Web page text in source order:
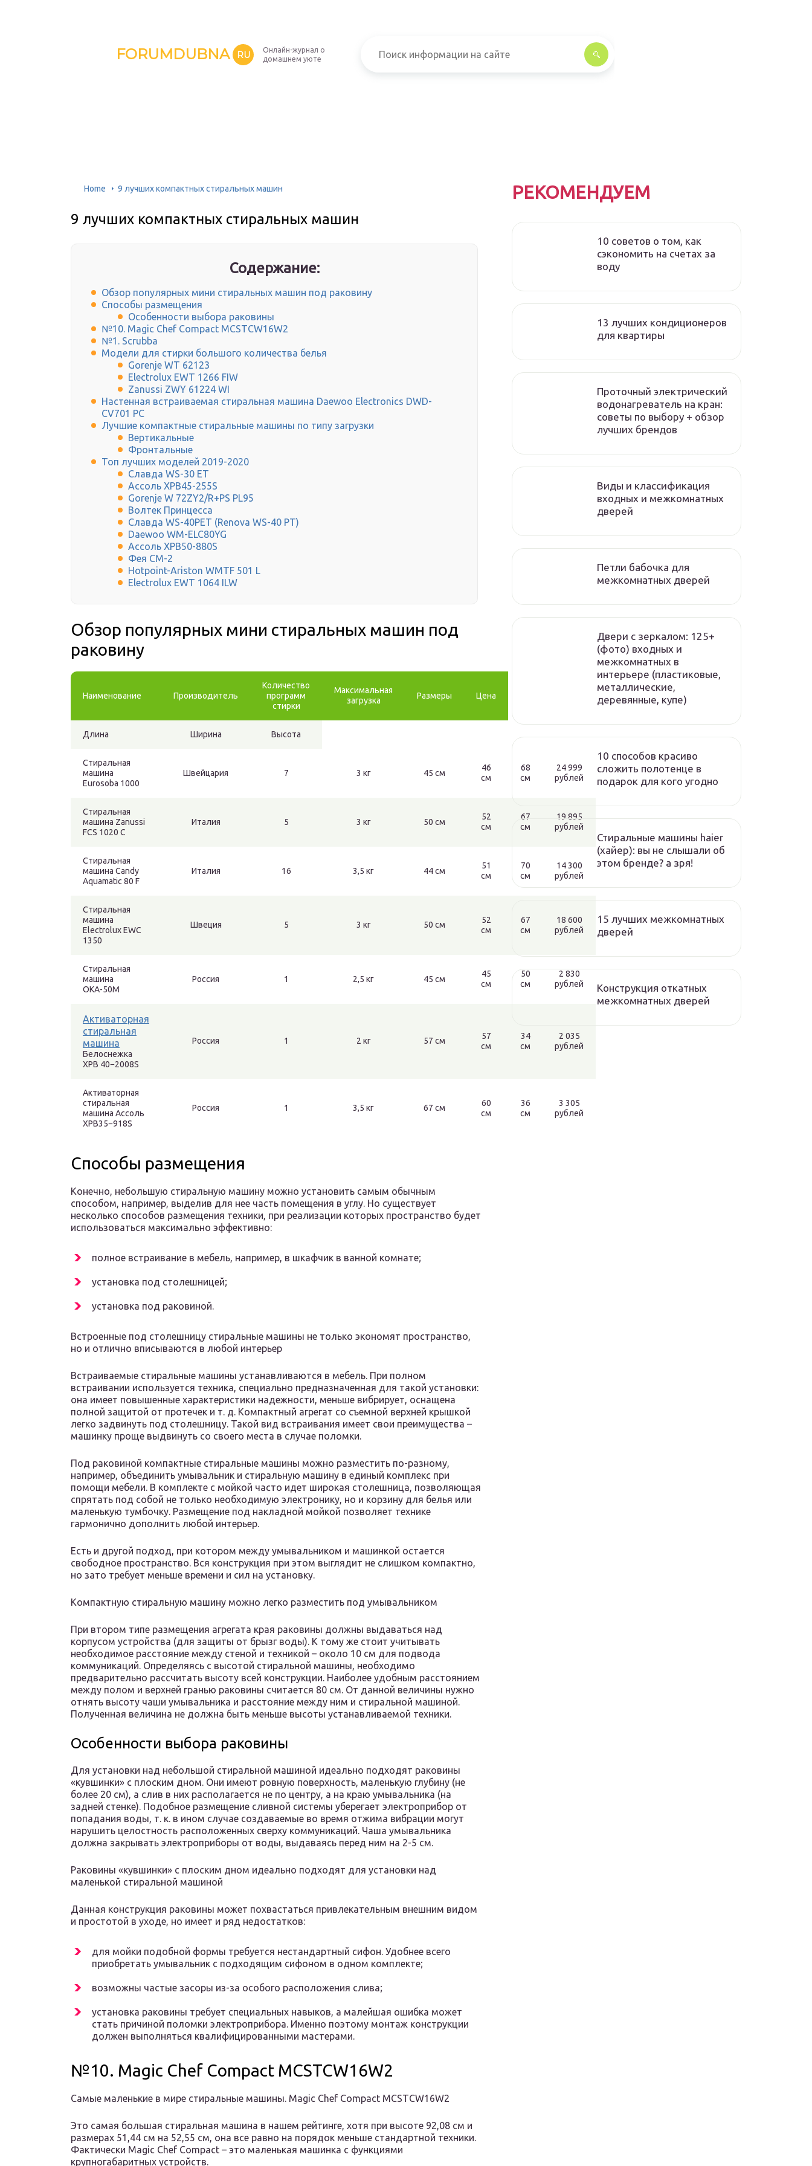
FORUMDUBNA RU
Онлайн-журнал о
домашнем уюте
Home 9 лучших компактных стиральных машин
9 лучших компактных стиральных машин
Содержание:
Обзор популярных мини стиральных машин под раковину
Способы размещения
Особенности выбора раковины
№10. Magic Chef Compact MCSTCW16W2
№1. Scrubba
Модели для стирки большого количества белья
Gorenje WT 62123
Electrolux EWT 1266 FIW
Zanussi ZWY 61224 WI
Настенная встраиваемая стиральная машина Daewoo Electronics DWD-
CV701 PC
Лучшие компактные стиральные машины по типу загрузки
Вертикальные
Фронтальные
Топ лучших моделей 2019-2020
Славда WS-30 ЕТ
Ассоль XPB45-255S
Gorenje W 72ZY2/R+PS PL95
Волтек Принцесса
Славда WS-40РЕТ (Renova WS-40 РТ)
Daewoo WM-ELC80YG
Ассоль XPB50-880S
Фея СМ-2
Hotpoint-Ariston WMTF 501 L
Electrolux EWT 1064 ILW
Обзор популярных мини стиральных машин под
раковину
Наименование Производитель
Количество
программ
стирки
Максимальная
загрузка
Размеры Цена
Длина Ширина Высота
Стиральная
машина
Eurosoba 1000
Швейцария 7 3 кг 45 см
46
см
68
см
24 999
рублей
Стиральная
машина Zanussi
FCS 1020 C
Италия 5 3 кг 50 см
52
см
67
см
19 895
рублей
Стиральная
машина Candy
Aquamatic 80 F
Италия 16 3,5 кг 44 см
51
см
70
см
14 300
рублей
Стиральная
машина
Electrolux EWC
1350
Швеция 5 3 кг 50 см
52
см
67
см
18 600
рублей
Стиральная
машина
ОКА-50М
Россия 1 2,5 кг 45 см
45
см
50
см
2 830
рублей
Активаторная
стиральная
машина
Белоснежка
ХРВ 40−2008S
Россия 1 2 кг 57 см
57
см
34
см
2 035
рублей
Активаторная
стиральная
машина Ассоль
XPB35−918S
Россия 1 3,5 кг 67 см
60
см
36
см
3 305
рублей
Способы размещения
Конечно, небольшую стиральную машину можно установить самым обычным
способом, например, выделив для нее часть помещения в углу. Но существует
несколько способов размещения техники, при реализации которых пространство будет
использоваться максимально эффективно:
полное встраивание в мебель, например, в шкафчик в ванной комнате;
установка под столешницей;
установка под раковиной.
Встроенные под столешницу стиральные машины не только экономят пространство,
но и отлично вписываются в любой интерьер
Встраиваемые стиральные машины устанавливаются в мебель. При полном
встраивании используется техника, специально предназначенная для такой установки:
она имеет повышенные характеристики надежности, меньше вибрирует, оснащена
полной защитой от протечек и т. д. Компактный агрегат со съемной верхней крышкой
легко задвинуть под столешницу. Такой вид встраивания имеет свои преимущества –
машинку проще выдвинуть со своего места в случае поломки.
Под раковиной компактные стиральные машины можно разместить по-разному,
например, объединить умывальник и стиральную машину в единый комплекс при
помощи мебели. В комплекте с мойкой часто идет широкая столешница, позволяющая
спрятать под собой не только необходимую электронику, но и корзину для белья или
маленькую тумбочку. Размещение под накладной мойкой позволяет технике
гармонично дополнить любой интерьер.
Есть и другой подход, при котором между умывальником и машинкой остается
свободное пространство. Вся конструкция при этом выглядит не слишком компактно,
но зато требует меньше времени и сил на установку.
Компактную стиральную машину можно легко разместить под умывальником
При втором типе размещения агрегата края раковины должны выдаваться над
корпусом устройства (для защиты от брызг воды). К тому же стоит учитывать
необходимое расстояние между стеной и техникой – около 10 см для подвода
коммуникаций. Определяясь с высотой стиральной машины, необходимо
предварительно рассчитать высоту всей конструкции. Наиболее удобным расстоянием
между полом и верхней гранью раковины считается 80 см. От данной величины нужно
отнять высоту чаши умывальника и расстояние между ним и стиральной машиной.
Полученная величина не должна быть меньше высоты устанавливаемой техники.
Особенности выбора раковины
Для установки над небольшой стиральной машиной идеально подходят раковины
«кувшинки» с плоским дном. Они имеют ровную поверхность, маленькую глубину (не
более 20 см), а слив в них располагается не по центру, а на краю умывальника (на
задней стенке). Подобное размещение сливной системы уберегает электроприбор от
попадания воды, т. к. в ином случае создаваемые во время отжима вибрации могут
нарушить целостность расположенных сверху коммуникаций. Чаша умывальника
должна закрывать электроприборы от воды, выдаваясь перед ним на 2-5 см.
Раковины «кувшинки» с плоским дном идеально подходят для установки над
маленькой стиральной машиной
Данная конструкция раковины может похвастаться привлекательным внешним видом
и простотой в уходе, но имеет и ряд недостатков:
для мойки подобной формы требуется нестандартный сифон. Удобнее всего
приобретать умывальник с подходящим сифоном в одном комплекте;
возможны частые засоры из-за особого расположения слива;
установка раковины требует специальных навыков, а малейшая ошибка может
стать причиной поломки электроприбора. Именно поэтому монтаж конструкции
должен выполняться квалифицированными мастерами.
№10. Magic Chef Compact MCSTCW16W2
Самые маленькие в мире стиральные машины. Magic Chef Compact MCSTCW16W2
Это самая большая стиральная машина в нашем рейтинге, хотя при высоте 92,08 см и
размерах 51,44 см на 52,55 см, она все равно на порядок меньше стандартной техники.
Фактически Magic Chef Compact – это маленькая машинка с функциями
крупногабаритных устройств.
РЕКОМЕНДУЕМ
10 советов о том, как
сэкономить на счетах за
воду
13 лучших кондиционеров
для квартиры
Проточный электрический
водонагреватель на кран:
советы по выбору + обзор
лучших брендов
Виды и классификация
входных и межкомнатных
дверей
Петли бабочка для
межкомнатных дверей
Двери с зеркалом: 125+
(фото) входных и
межкомнатных в
интерьере (пластиковые,
металлические,
деревянные, купе)
10 способов красиво
сложить полотенце в
подарок для кого угодно
Стиральные машины haier
(хайер): вы не слышали об
этом бренде? а зря!
15 лучших межкомнатных
дверей
Конструкция откатных
межкомнатных дверей